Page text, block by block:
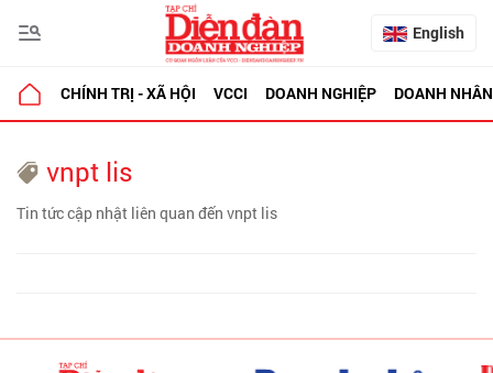
English
CHÍNH TRỊ - XÃ HỘI VCCI DOANH NGHIỆP DOANH NHÂN
vnpt lis
Tin tức cập nhật liên quan đến vnpt lis